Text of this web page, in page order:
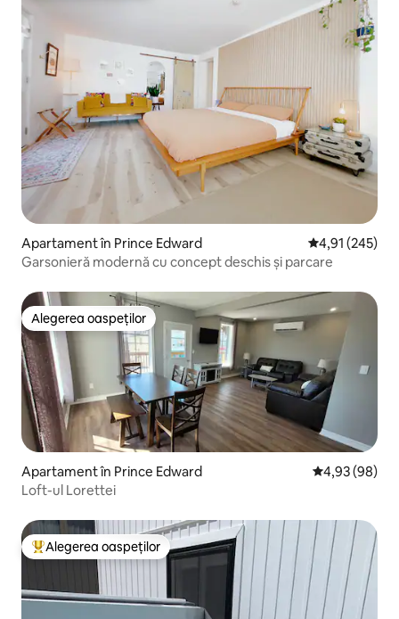
Apartament în Prince Edward Scor mediu de
4,91 (245)
Garsonieră modernă cu concept deschis și parcare
Alegerea oaspeților
Alegerea oaspeților
Apartament în Prince Edward Scor mediu
4,93 (98)
Loft-ul Lorettei
Locuință din topul categoriei Alegerea oaspeților
Alegerea oaspeților